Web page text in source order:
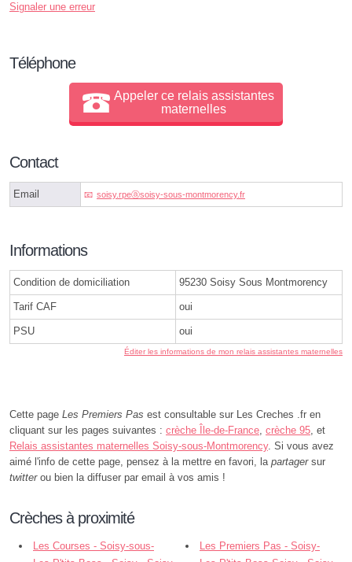
Signaler une erreur
Téléphone
Appeler ce relais assistantes
maternelles
Contact
Email soisy.rpeⓐsoisy-sous-montmorency.fr
Informations
Condition de domiciliation 95230 Soisy Sous Montmorency
Tarif CAF oui
PSU oui
Éditer les informations de mon relais assistantes maternelles
Cette page Les Premiers Pas est consultable sur Les Creches .fr en
cliquant sur les pages suivantes : crèche Île-de-France, crèche 95, et
Relais assistantes maternelles Soisy-sous-Montmorency. Si vous avez
aimé l'info de cette page, pensez à la mettre en favori, la partagersur
twitterou bien la diffuser par email à vos amis !
Crèches à proximité
Les Courses - Soisy-sous-
Les Premiers Pas - Soisy-